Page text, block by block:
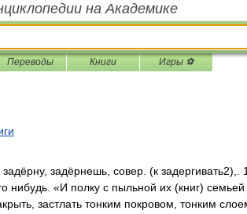
на Академике
Переводы Книги Игры ⚽
задёрнешь, совер. (к задергивать2),.
нибудь. «И полку с пыльной их (книг)
застлать тонким покровом, тонким